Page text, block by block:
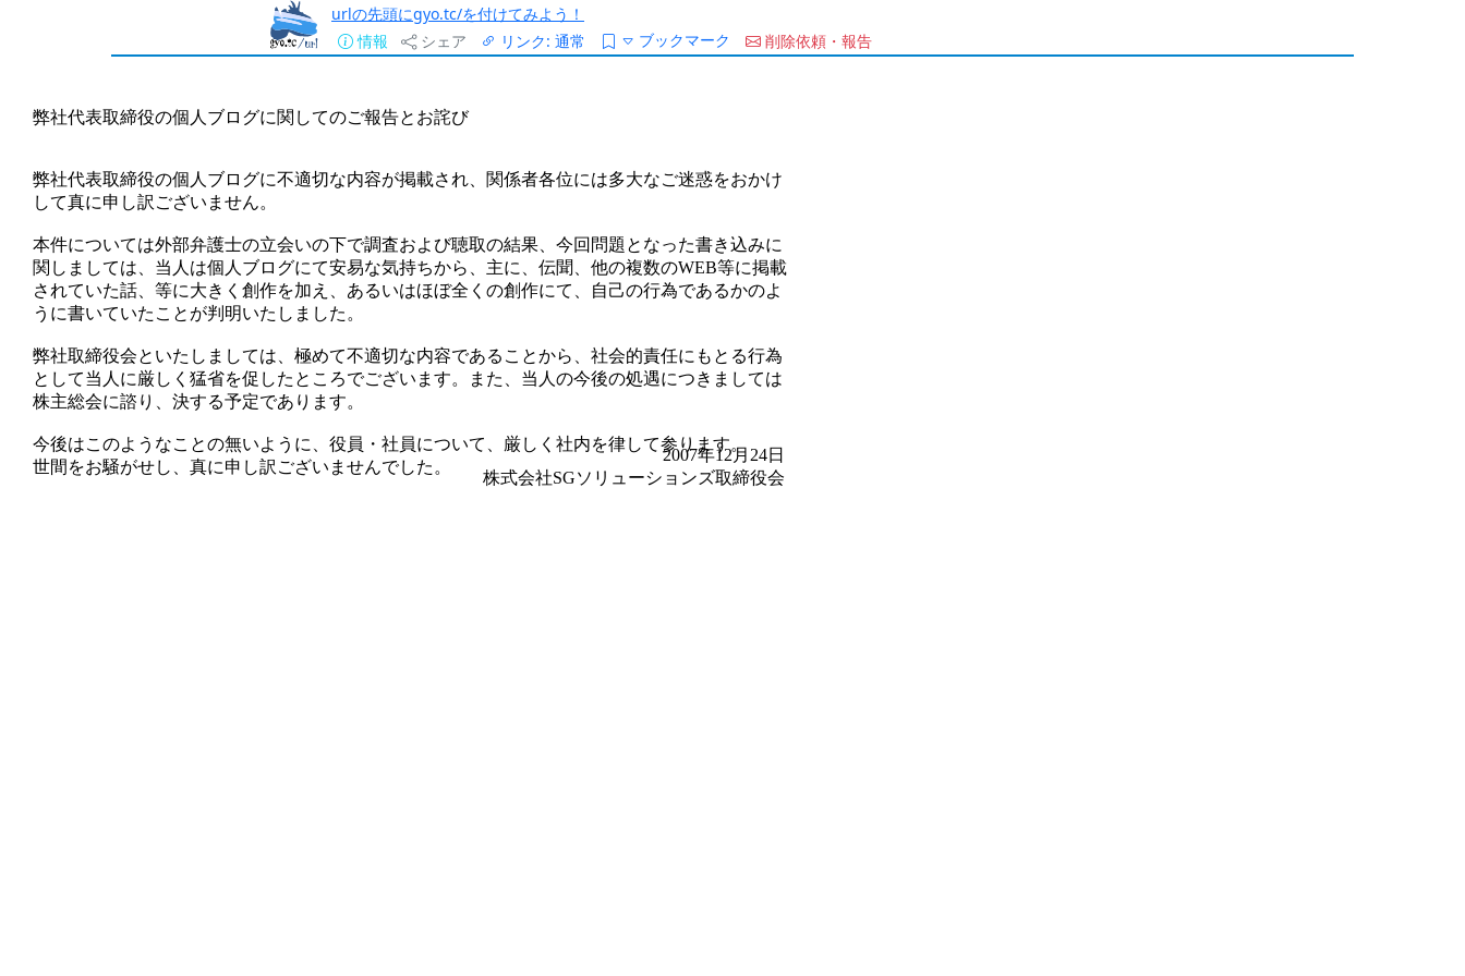
urlの先頭にgyo.tc/を付けてみよう！
情報
シェア リンク: 通常 ブックマーク 削除依頼・報告